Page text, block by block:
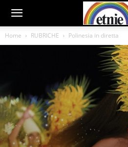
Home RUBRICHE Polinesia in diretta